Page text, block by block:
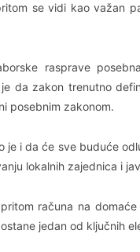
se vidi kao važan
rasprave
da zakon trenutno
posebnim zakonom.
je i da će sve buduće
lokalnih zajednica i
računa na
jedan od ključnih